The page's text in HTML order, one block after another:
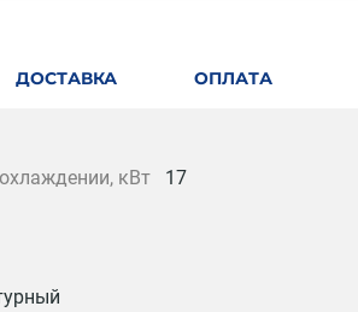
ДОСТАВКА ОПЛАТА
кВт
17